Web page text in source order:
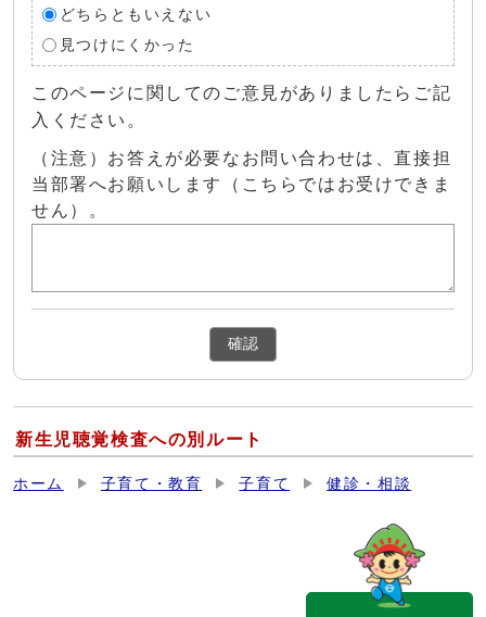
どちらともいえない
見つけにくかった
このページに関してのご意見がありましたらご記
入ください。
（注意）お答えが必要なお問い合わせは、直接担
当部署へお願いします（こちらではお受けできま
せん）。
確認
新生児聴覚検査への別ルート
ホーム 子育て・教育 子育て 健診・相談